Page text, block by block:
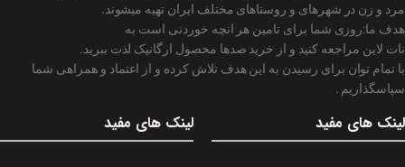
مرد و زن در شهرهای و روستاهای مختلف ایران تهیه میشوند.
هدف ما:روزی شما برای تامین هر انچه خوردنی است به
نات لاین مراجعه کنید و از خرید صدها محصول ارگانیک لذت ببرید.
با تمام توان برای رسیدن به این هدف تلاش کرده و از اعتماد و همراهی شما
سپاسگذاریم .
لینک های مفید لینک های مفید